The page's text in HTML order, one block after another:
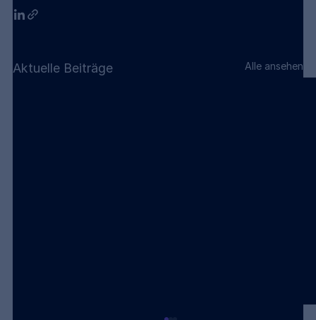
Aktuelle Beiträge Alle ansehen